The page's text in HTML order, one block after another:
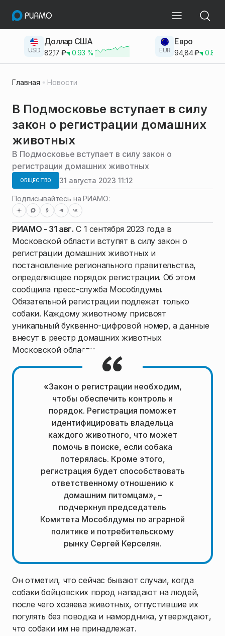
USD
Доллар США
82,17 ₽ 0.93 % EUR
Евро
94,84₽ 0.83
Главная Новости
В Подмосковье вступает в силу
закон о регистрации домашних
животных
В Подмосковье вступает в силу закон о
регистрации домашних животных
ОБЩЕСТВО 31 августа 2023 11:12
Подписывайтесь на РИАМО:
РИАМО - 31 авг. С 1 сентября 2023 года в
Московской области вступят в силу закон о
регистрации домашних животных и
постановление регионального правительства,
определяющее порядок регистрации. Об этом
сообщила пресс-служба Мособлдумы.
Обязательной регистрации подлежат только
собаки. Каждому животному присвоят
уникальный буквенно-цифровой номер, а данные
внесут в реестр домашних животных
Московской области.
«Закон о регистрации необходим,
чтобы обеспечить контроль и
порядок. Регистрация поможет
идентифицировать владельца
каждого животного, что может
помочь в поиске, если собака
потерялась. Кроме этого,
регистрация будет способствовать
ответственному отношению к
домашним питомцам», –
подчеркнул председатель
Комитета Мособлдумы по аграрной
политике и потребительскому
рынку Сергей Керселян.
Он отметил, что сейчас бывают случаи, когда
собаки бойцовских пород нападают на людей,
после чего хозяева животных, отпустившие их
погулять без поводка и намордника, утверждают,
что собаки им не принадлежат.